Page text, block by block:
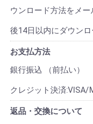
ウンロード方法をメ
後14日以内にダウンロ
お支払方法
銀行振込 （前払い）
クレジット決済
返品・交換について